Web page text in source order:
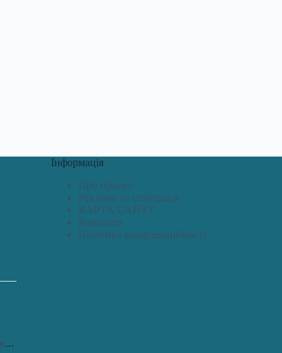
Інформація
Про проект
Реклама та співпраця
КАРТА САЙТУ
Контакти
Політика конфіденційності